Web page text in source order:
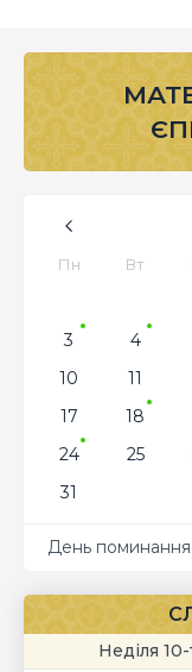
Пн Вт
3
4
10
11
17
18
24
25
31
День поминання
Неділя